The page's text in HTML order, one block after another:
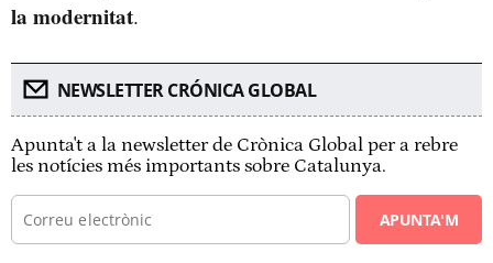
la modernitat.
NEWSLETTER CRÓNICA GLOBAL
Apunta't a la newsletter de Crònica Global per a rebre
les notícies més importants sobre Catalunya.
APUNTA'M